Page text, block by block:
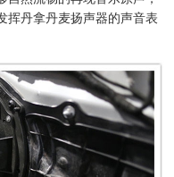
挥丹拿丹麦扬声器的声音表